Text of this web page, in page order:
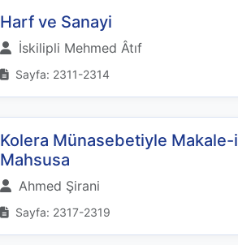
Harf ve Sanayi
İskilipli Mehmed Âtıf
Sayfa: 2311-2314
Kolera Münasebetiyle Makale-i
Mahsusa
Ahmed Şirani
Sayfa: 2317-2319